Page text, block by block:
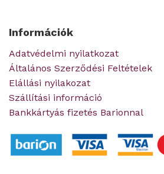
Információk
Adatvédelmi nyilatkozat
Általános Szerződési Feltételek
Elállási nyilakozat
Szállítási információ
Bankkártyás fizetés Barionnal